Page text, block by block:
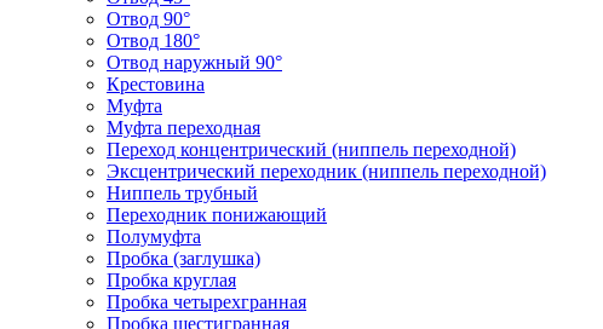
Отвод 90°
Отвод 180°
Отвод наружный 90°
Крестовина
Муфта
Муфта переходная
Переход концентрический (ниппель переходной)
Эксцентрический переходник (ниппель переходной)
Ниппель трубный
Переходник понижающий
Полумуфта
Пробка (заглушка)
Пробка круглая
Пробка четырехгранная
Пробка шестигранная